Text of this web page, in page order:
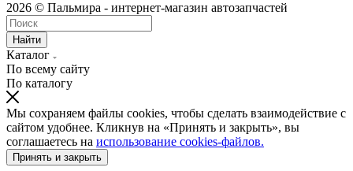
2026 © Пальмира - интернет-магазин автозапчастей
Найти
Каталог
По всему сайту
По каталогу
Мы сохраняем файлы cookies, чтобы сделать взаимодействие с
сайтом удобнее. Кликнув на «Принять и закрыть», вы
соглашаетесь на использование cookies-файлов.
Принять и закрыть